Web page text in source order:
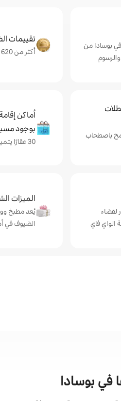
في بوسادا من
تقييمات
أكثر من 620 تقييمًا مُتحقق منه لمساعدتك في الاختيار
تسمح باصطحاب
أماكن
بوجود
30 عقارًا يتميز بوجود مسبح
لقضاء
الواي فاي
الميزات
يُعد مطبخ
الضيوف في
في بوسادا